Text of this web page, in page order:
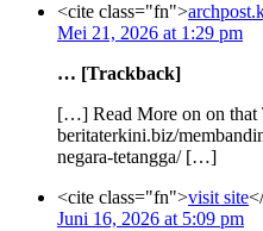
<cite class="fn">
Mei 21, 2026 at 1:29 pm
… [Trackback]
[…] Read More on on that
beritaterkini.biz/
negara-tetangga/ […]
<cite class="fn">visit site
Juni 16, 2026 at 5:09 pm